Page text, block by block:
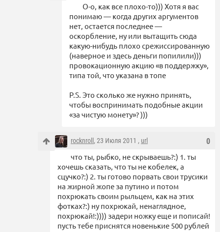
О-о, как все плохо-то))) Хотя я вас
понимаю — когда других аргументов
нет, остается последнее —
оскорбление, ну или вытащить сюда
какую-нибудь плохо срежиссированную
(наверное и здесь деньги попилили)))
провокационную акцию «в поддержку»,
типа той, что указана в топе
P.S. Это сколько же нужно принять,
чтобы воспринимать подобные акции
«за чистую монету»? )))
0
rocknroll , 23 Июля 2011 , url
что ты, рыбко, не скрываешь?:) 1. ты
хочешь сказать, что ты не кобелек, а
сцучко?:) 2. ты готово порвать свои трусики
на жирной жопе за путино и потом
похрюкать своим рыльцем, как на этих
фотках?:) ну похрюкай, ненаглядное,
похрюкай!:)))) задери ножку еще и пописай!
пусть тебе приснятся новенькие 500 рублей